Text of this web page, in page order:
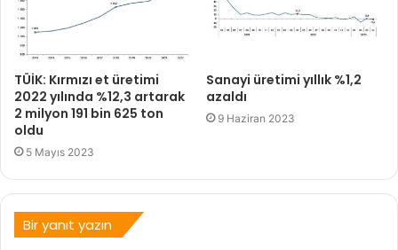
TÜİK: Kırmızı et üretimi
2022 yılında %12,3 artarak
2 milyon 191 bin 625 ton
oldu
5 Mayıs 2023
Sanayi üretimi yıllık %1,2
azaldı
9 Haziran 2023
Bir yanıt yazın